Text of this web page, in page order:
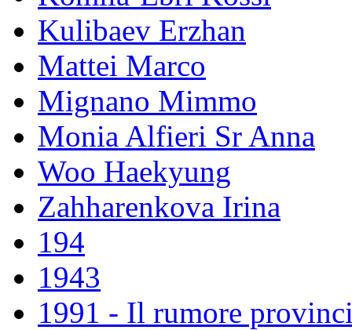
Kulibaev Erzhan
Mattei Marco
Mignano Mimmo
Monia Alfieri Sr Anna
Woo Haekyung
Zahharenkova Irina
194
1943
1991 - Il rumore